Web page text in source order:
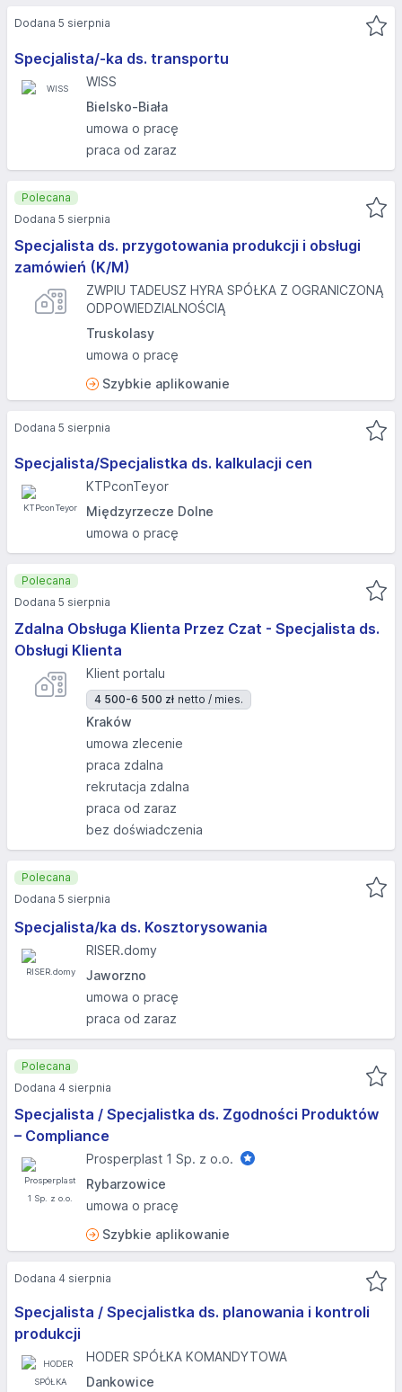
Specjalista/-ka ds. transportu
WISS
Bielsko-Biała
umowa o pracę
praca od zaraz
Dodana 5 sierpnia
Specjalista ds. przygotowania produkcji i obsługi
zamówień (K/M)
ZWPIU TADEUSZ HYRA SPÓŁKA Z OGRANICZONĄ
ODPOWIEDZIALNOŚCIĄ
Truskolasy
umowa o pracę
Szybkie aplikowanie
Polecana
Dodana 5 sierpnia
Specjalista/Specjalistka ds. kalkulacji cen
KTPconTeyor
Międzyrzecze Dolne
umowa o pracę
Dodana 5 sierpnia
Zdalna Obsługa Klienta Przez Czat - Specjalista ds.
Obsługi Klienta
Klient portalu
4 500-6 500 zł netto / mies.
Kraków
umowa zlecenie
praca zdalna
rekrutacja zdalna
praca od zaraz
bez doświadczenia
Polecana
Dodana 5 sierpnia
Specjalista/ka ds. Kosztorysowania
RISER.domy
Jaworzno
umowa o pracę
praca od zaraz
Polecana
Dodana 5 sierpnia
Specjalista / Specjalistka ds. Zgodności Produktów
– Compliance
Prosperplast 1 Sp. z o.o.
Rybarzowice
umowa o pracę
Szybkie aplikowanie
Polecana
Dodana 4 sierpnia
Specjalista / Specjalistka ds. planowania i kontroli
produkcji
HODER SPÓŁKA KOMANDYTOWA
Dankowice
Dodana 4 sierpnia